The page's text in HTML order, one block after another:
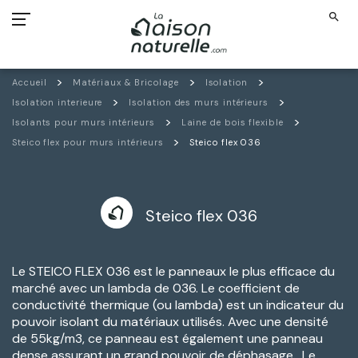
search
Accueil Matériaux & Bricolage
Isolation
Isolation interieure
Isolation des murs intérieurs
Isolants pour murs intérieurs
Laine de bois flexible
Steico flex pour murs intérieurs
Steico flex 036
Steico flex 036
Le STEICO FLEX 036 est le panneaux le plus efficace du
marché avec un lambda de 036. Le coefficient de
conductivité thermique (ou lambda) est un indicateur du
pouvoir isolant du matériaux utilisés. Avec une densité
de 55kg/m3, ce panneau est également une panneau